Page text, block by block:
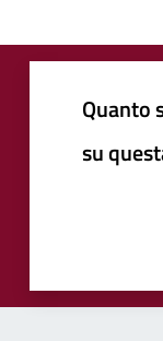
Quanto
su